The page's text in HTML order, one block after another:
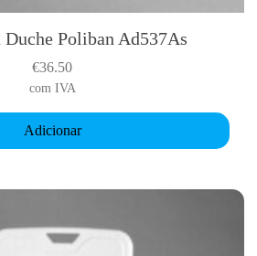
Duche Poliban Ad537As
€36.50
com IVA
Adicionar